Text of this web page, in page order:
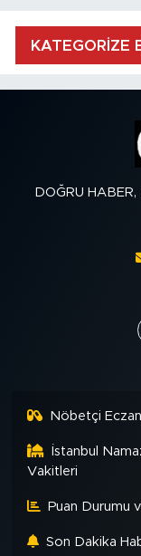
KATEGORİZE
DOĞRU
Nöbetçi
İstanbul
Vakitleri
Puan Durumu
Son Dakika